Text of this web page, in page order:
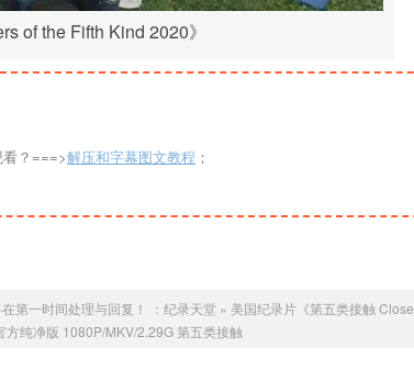
of the Fifth Kind 2020》
看？===>解压和字幕图文教程 ；
第一时间处理与回复！ ： 纪录天堂 » 美国纪录片《第五类接触 Close
纯净版 1080P/MKV/2.29G 第五类接触